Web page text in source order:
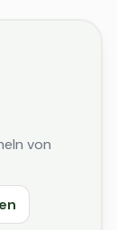
von